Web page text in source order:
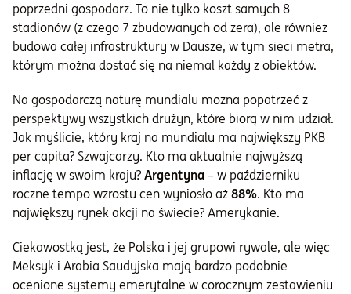
poprzedni gospodarz. To nie tylko koszt samych 8
stadionów (z czego 7 zbudowanych od zera), ale również
budowa całej infrastruktury w Dausze, w tym sieci metra,
którym można dostać się na niemal każdy z obiektów.
Na gospodarczą naturę mundialu można popatrzeć z
perspektywy wszystkich drużyn, które biorą w nim udział.
Jak myślicie, który kraj na mundialu ma największy PKB
per capita? Szwajcarzy. Kto ma aktualnie najwyższą
inflację w swoim kraju? Argentyna – w październiku
roczne tempo wzrostu cen wyniosło aż 88%. Kto ma
największy rynek akcji na świecie? Amerykanie.
Ciekawostką jest, że Polska i jej grupowi rywale, ale więc
Meksyk i Arabia Saudyjska mają bardzo podobnie
ocenione systemy emerytalne w corocznym zestawieniu